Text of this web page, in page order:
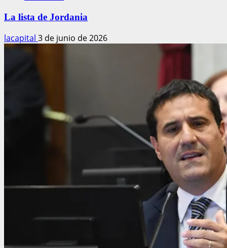
La lista de Jordania
lacapital 3 de junio de 2026